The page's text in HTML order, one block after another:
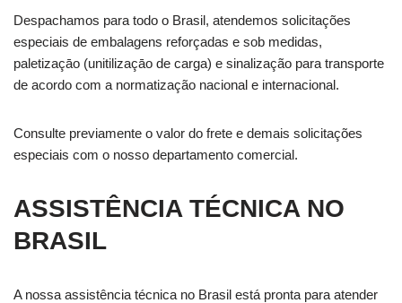
Despachamos para todo o Brasil, atendemos solicitações
especiais de embalagens reforçadas e sob medidas,
paletizaçāo (unitilizaçāo de carga) e sinalização para transporte
de acordo com a normatização nacional e internacional.
Consulte previamente o valor do frete e demais solicitações
especiais com o nosso departamento comercial.
ASSISTÊNCIA TÉCNICA NO
BRASIL
A nossa assistência técnica no Brasil está pronta para atender